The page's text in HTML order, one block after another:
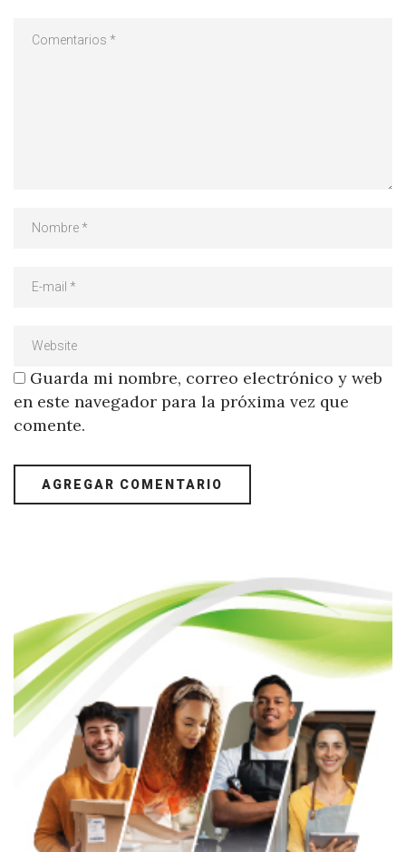
Guarda mi nombre, correo electrónico y web
en este navegador para la próxima vez que
comente.